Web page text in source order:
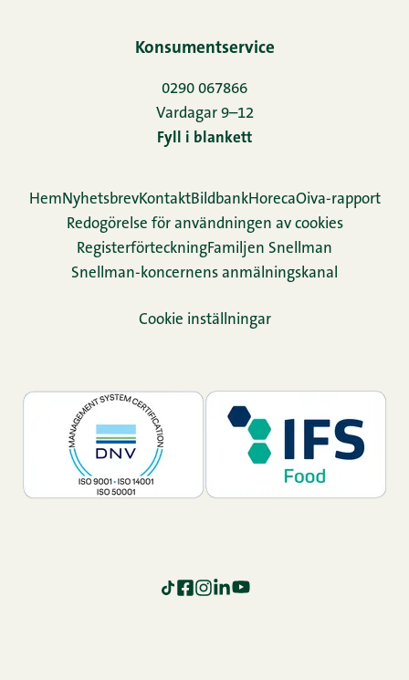
Konsumentservice
0290 067866
Vardagar 9–12
Fyll i blankett
HemNyhetsbrevKontaktBildbankHorecaOiva-rapport
Redogörelse för användningen av cookies
Re­gis­ter­för­teck­ningFamiljen Snellman
Snellman-koncernens anmälningskanal
Cookie inställningar
TikTok
Facebook
Instagram
LinkedIn
YouTube